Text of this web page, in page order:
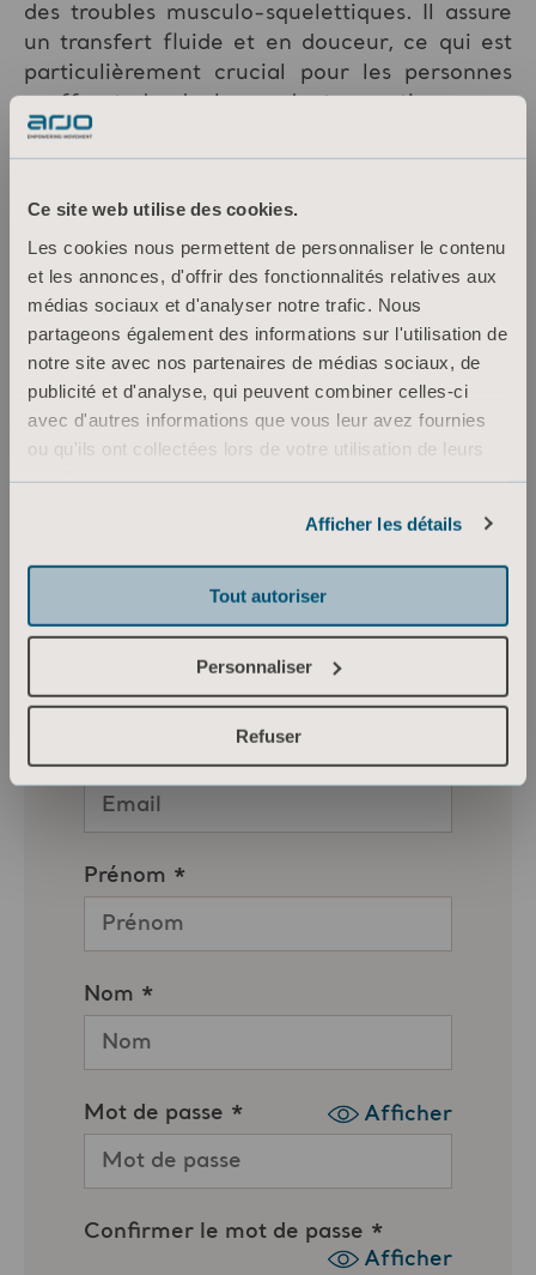
Ce site web utilise des cookies.
Les cookies nous permettent de personnaliser le contenu
et les annonces, d'offrir des fonctionnalités relatives aux
médias sociaux et d'analyser notre trafic. Nous
partageons également des informations sur l'utilisation de
notre site avec nos partenaires de médias sociaux, de
publicité et d'analyse, qui peuvent combiner celles-ci
avec d'autres informations que vous leur avez fournies
ou qu'ils ont collectées lors de votre utilisation de leurs
Afficher les détails
Tout autoriser
Personnaliser
Refuser
des troubles musculo-squelettiques. Il assure
un transfert fluide et en douceur, ce qui est
particulièrement crucial pour les personnes
souffrant de douleurs, de traumatismes, ou
celles nécessitant une immobilisation
rigoureuse.
Ce webinaire a pour objectif de montrer
utilisation grâce à une mise en situation.